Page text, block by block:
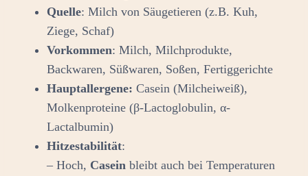
Quelle: Milch von Säugetieren (z.B. Kuh,
Ziege, Schaf)
Vorkommen: Milch, Milchprodukte,
Backwaren, Süßwaren, Soßen, Fertiggerichte
Hauptallergene: Casein (Milcheiweiß),
Molkenproteine (β-Lactoglobulin, α-
Lactalbumin)
Hitzestabilität:
– Hoch, Casein bleibt auch bei Temperaturen